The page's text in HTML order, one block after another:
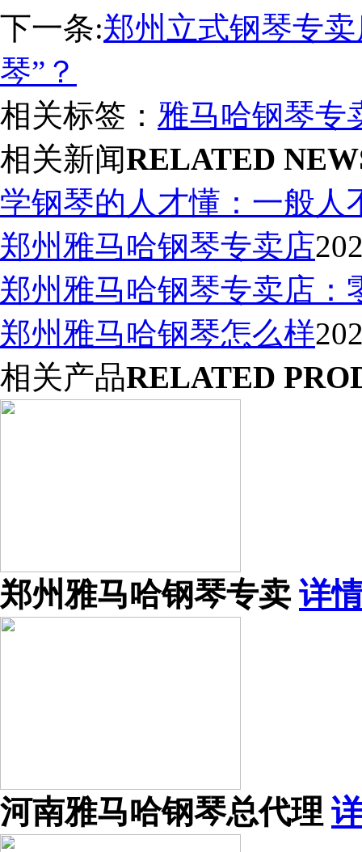
下一条:郑州立式钢琴专
琴”？
相关标签： 雅马哈钢琴专
相关新闻RELATED
学钢琴的人才懂：一般人
郑州雅马哈钢琴专卖店
郑州雅马哈钢琴专卖店：
郑州雅马哈钢琴怎么样
相关产品RELATED
郑州雅马哈钢琴专卖 详
河南雅马哈钢琴总代理